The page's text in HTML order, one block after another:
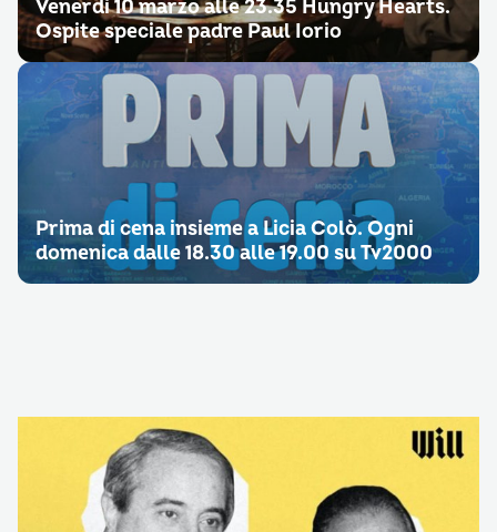
Venerdì 10 marzo alle 23.35 Hungry Hearts.
Ospite speciale padre Paul Iorio
Prima di cena insieme a Licia Colò. Ogni
domenica dalle 18.30 alle 19.00 su Tv2000